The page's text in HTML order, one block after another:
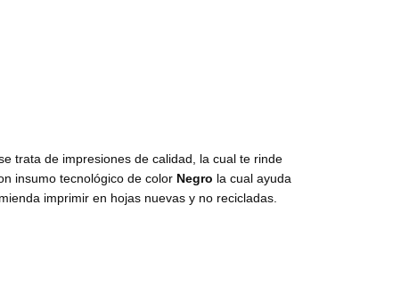
trata de impresiones de calidad, la cual te rinde
insumo tecnológico de color Negro la cual ayuda
imprimir en hojas nuevas y no recicladas.